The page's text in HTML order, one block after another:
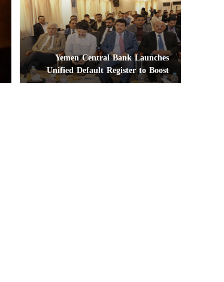
Yemen Central Bank Launches
Unified Default Register to Boost
Financial Stability